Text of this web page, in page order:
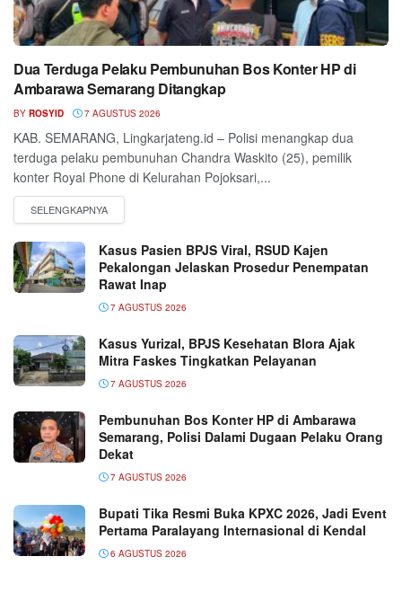
Dua Terduga Pelaku Pembunuhan Bos Konter HP di
Ambarawa Semarang Ditangkap
BY ROSYID 7 AGUSTUS 2026
KAB. SEMARANG, Lingkarjateng.id – Polisi menangkap dua
terduga pelaku pembunuhan Chandra Waskito (25), pemilik
konter Royal Phone di Kelurahan Pojoksari,...
Kasus Pasien BPJS Viral, RSUD Kajen
Pekalongan Jelaskan Prosedur Penempatan
Rawat Inap
7 AGUSTUS 2026
Kasus Yurizal, BPJS Kesehatan Blora Ajak
Mitra Faskes Tingkatkan Pelayanan
7 AGUSTUS 2026
Pembunuhan Bos Konter HP di Ambarawa
Semarang, Polisi Dalami Dugaan Pelaku Orang
Dekat
7 AGUSTUS 2026
Bupati Tika Resmi Buka KPXC 2026, Jadi Event
Pertama Paralayang Internasional di Kendal
6 AGUSTUS 2026